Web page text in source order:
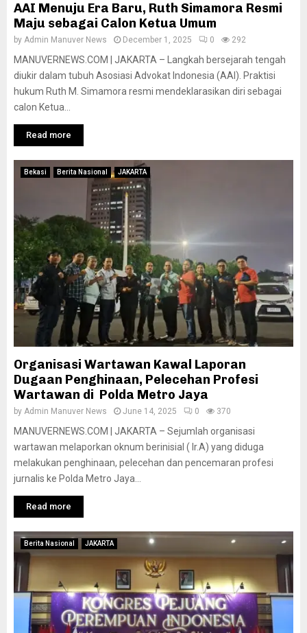
AAI Menuju Era Baru, Ruth Simamora Resmi
Maju sebagai Calon Ketua Umum
by Admin Manuver News December 1, 2025 0 292
MANUVERNEWS.COM | JAKARTA – Langkah bersejarah tengah
diukir dalam tubuh Asosiasi Advokat Indonesia (AAI). Praktisi
hukum Ruth M. Simamora resmi mendeklarasikan diri sebagai
calon Ketua...
Read more
Bekasi Berita Nasional JAKARTA
Organisasi Wartawan Kawal Laporan
Dugaan Penghinaan, Pelecehan Profesi
Wartawan di Polda Metro Jaya
by Admin Manuver News June 14, 2025 0 370
MANUVERNEWS.COM | JAKARTA – Sejumlah organisasi
wartawan melaporkan oknum berinisial ( Ir.A) yang diduga
melakukan penghinaan, pelecehan dan pencemaran profesi
jurnalis ke Polda Metro Jaya...
Read more
Berita Nasional JAKARTA